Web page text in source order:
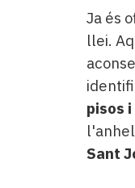
Ja és
llei.
pisos
Sant